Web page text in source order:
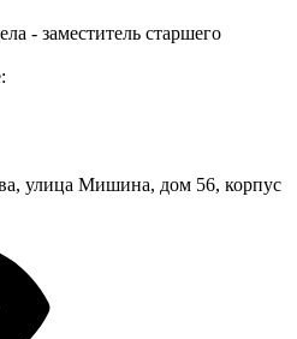
- заместитель старшего
улица Мишина, дом 56, корпус